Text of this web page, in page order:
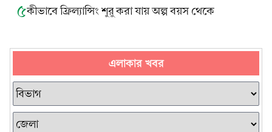
৫কীভাবে ফ্রিল্যান্সিং শুরু করা যায় অল্প বয়স থেকে
এলাকার খবর